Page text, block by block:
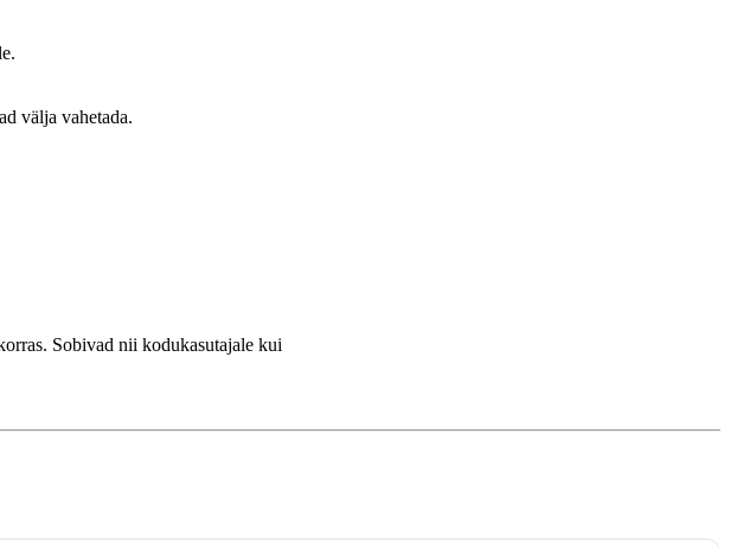
välja vahetada.
Sobivad nii kodukasutajale kui